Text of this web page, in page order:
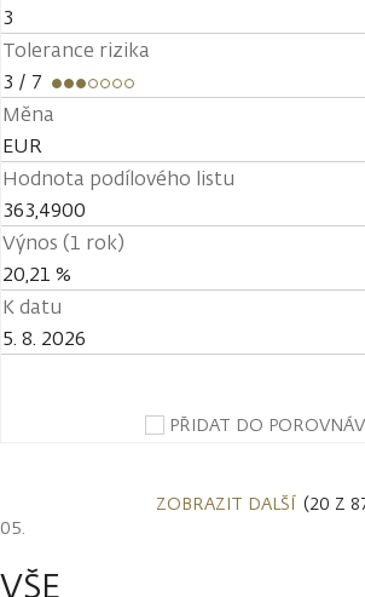
3
Tolerance rizika
3 / 7
Měna
EUR
Hodnota podílového listu
363,4900
Výnos (1 rok)
20,21 %
K datu
5. 8. 2026
PŘIDAT DO
ZOBRAZIT DALŠÍ (20 Z
VŠE